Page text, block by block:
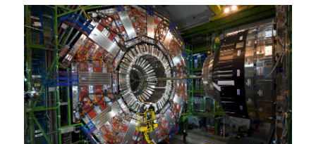
ä
r
e
n
n
d
ä
r
n
a
v
i
g
a
t
i
o
n